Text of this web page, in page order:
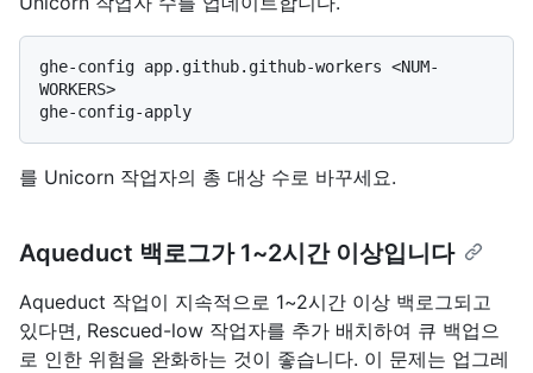
ghe-config app.github.github-workers <NUM-
WORKERS>
를 Unicorn 작업자의 총 대상 수로 바꾸세요.
Aqueduct 백로그가 1~2시간 이상입니다
Aqueduct 작업이 지속적으로 1~2시간 이상 백로그되고
있다면, Rescued-low 작업자를 추가 배치하여 큐 백업으
로 인한 위험을 완화하는 것이 좋습니다. 이 문제는 업그레